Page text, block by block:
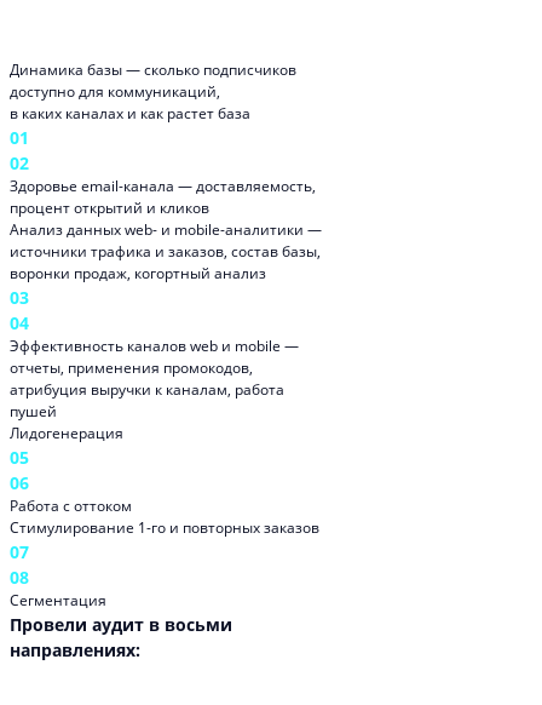
Динамика базы — сколько подписчиков
доступно для коммуникаций,
в каких каналах и как растет база
01
02
Здоровье email-канала — доставляемость,
процент открытий и кликов
Анализ данных web- и mobile-аналитики —
источники трафика и заказов, состав базы,
воронки продаж, когортный анализ
03
04
Эффективность каналов web и mobile —
отчеты, применения промокодов,
атрибуция выручки к каналам, работа
пушей
Лидогенерация
05
06
Работа с оттоком
Стимулирование 1-го и повторных заказов
07
08
Сегментация
Провели аудит в восьми
направлениях: